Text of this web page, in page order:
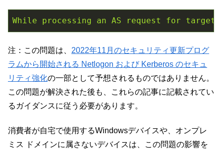
While processing an AS request for target
注：この問題は、 2022年11月のセキュリティ更新プログ
ラムから開始される Netlogon および Kerberos のセキュ
リティ強化の一部として予想されるものではありません。
この問題が解決された後も、これらの記事に記載されてい
るガイダンスに従う必要があります。
消費者が自宅で使用するWindowsデバイスや、オンプレ
ミス ドメインに属さないデバイスは、この問題の影響を